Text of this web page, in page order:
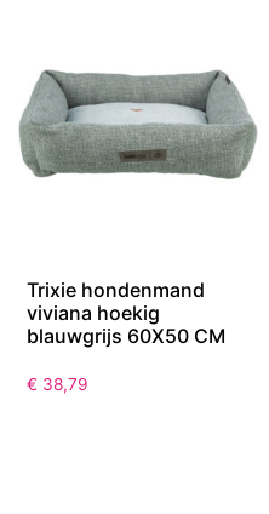
Trixie hondenmand
viviana hoekig
blauwgrijs 60X50 CM
€ 38,79